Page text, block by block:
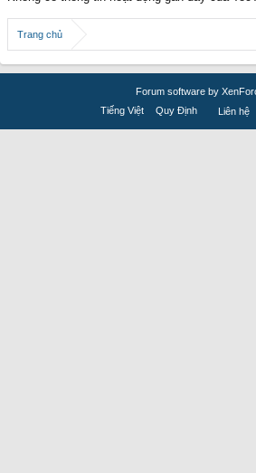
Trang chủ
Forum software by
Tiếng Việt
Quy Định Liên hệ